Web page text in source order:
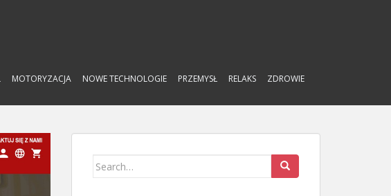
MOTORYZACJA NOWE TECHNOLOGIE PRZEMYSŁ RELAKS ZDROWIE
Search